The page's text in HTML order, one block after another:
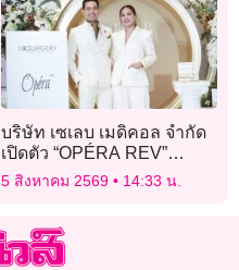
บริษัท เซเลบ เมดิคอล จำกัด
เปิดตัว “OPÉRA REV”
นวัตกรรม Skin Booster จาก
5 สิงหาคม 2569 14:33 น.